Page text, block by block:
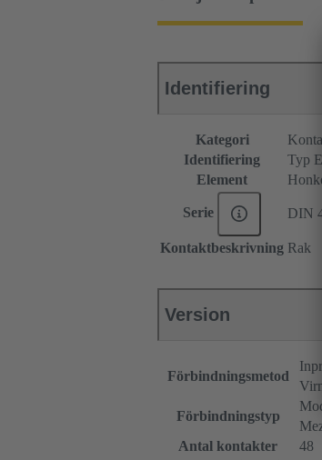
Identifiering
Kategori
Identifiering
Typ E
Element
Serie DIN
Kontaktbeskrivning Rak
Version
Förbindningsmetod
Förbindningstyp
Antal kontakter
48